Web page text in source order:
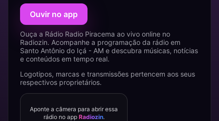
Ouvir no app
Ouça a Rádio Radio Piracema ao vivo online no
Radiozin. Acompanhe a programação da rádio em
Santo Antônio do Içá - AM e descubra músicas, notícias
e conteúdos em tempo real.
Logotipos, marcas e transmissões pertencem aos seus
respectivos proprietários.
Aponte a câmera para abrir essa
rádio no app Radiozin.